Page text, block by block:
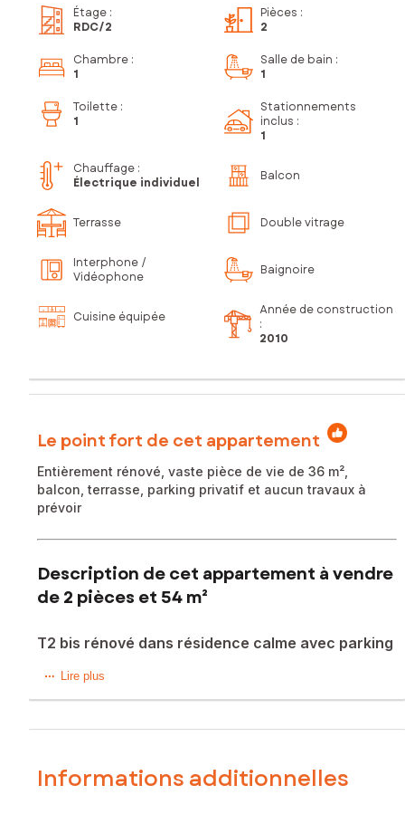
Étage :
RDC/2
Pièces :
2
Chambre :
1
Salle de bain :
1
Toilette :
1
Stationnements
inclus :
1
Chauffage :
Électrique individuel
Balcon
Terrasse Double vitrage
Interphone /
Vidéophone
Baignoire
Cuisine équipée
Année de construction
:
2010
Le point fort de cet appartement
Entièrement rénové, vaste pièce de vie de 36 m²,
balcon, terrasse, parking privatif et aucun travaux à
prévoir
Description de cet appartement à vendre
de 2 pièces et 54 m²
T2 bis rénové dans résidence calme avec parking
Dans un environnement calme et recherché, à proximité
entièrement rénové avec goût.
La pièce de vie de près de 36 m² accueille un séjour avec
grande cuisine contemporaine entièrement équipée, créant
Lire plus
Informations additionnelles